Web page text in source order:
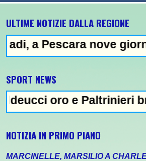
ULTIME NOTIZIE DALLA REGIONE
nove giorni di
SPORT NEWS
bronzo
NOTIZIA IN PRIMO PIANO
MARCINELLE, MARSILIO A